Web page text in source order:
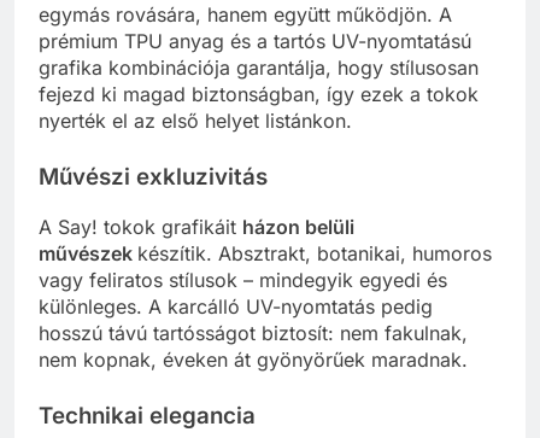
egymás rovására, hanem együtt működjön. A
prémium TPU anyag és a tartós UV-nyomtatású
grafika kombinációja garantálja, hogy stílusosan
fejezd ki magad biztonságban, így ezek a tokok
nyerték el az első helyet listánkon.
Művészi exkluzivitás
A Say! tokok grafikáit házon belüli
művészek készítik. Absztrakt, botanikai, humoros
vagy feliratos stílusok – mindegyik egyedi és
különleges. A karcálló UV-nyomtatás pedig
hosszú távú tartósságot biztosít: nem fakulnak,
nem kopnak, éveken át gyönyörűek maradnak.
Technikai elegancia